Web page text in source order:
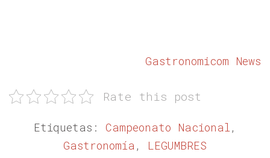
Gastronomicom News
Rate this post
Etiquetas: Campeonato Nacional,
Gastronomía, LEGUMBRES